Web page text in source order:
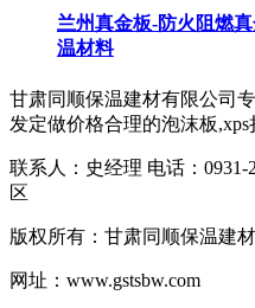
兰州真金板-防火阻燃
温材料​
甘肃同顺保温建材有限公司
发定做价格合理的泡沫板,xps
联系人：史经理 电话：
区
版权所有：甘肃同顺保温建
网址：www.gstsbw.com